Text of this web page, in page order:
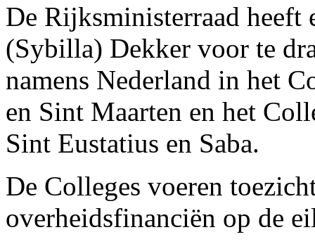
De Rijksministerraad heeft
(Sybilla) Dekker voor te
namens Nederland in het
en Sint Maarten en het
Sint Eustatius en Saba.
De Colleges voeren
overheidsfinanciën op de